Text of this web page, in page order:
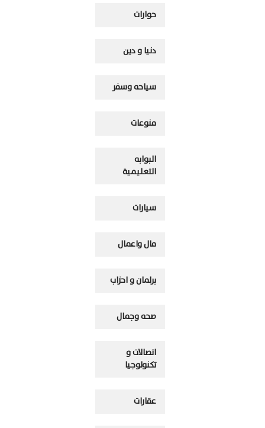
حوارات
دنيا و دين
سياحه وسفر
منوعات
البوابه
التعليمية
سيارات
مال واعمال
برلمان و احزاب
صحه وجمال
اتصالات و
تكنولوجيا
عقارات